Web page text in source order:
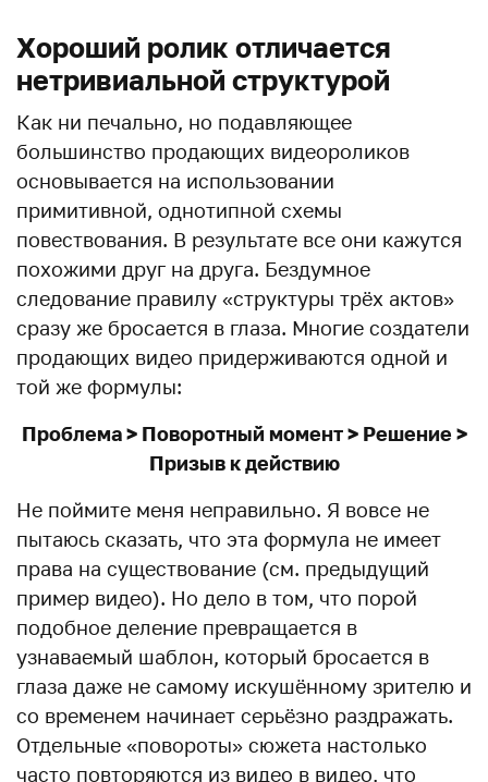
Хороший ролик отличается
нетривиальной структурой
Как ни печально, но подавляющее
большинство продающих видеороликов
основывается на использовании
примитивной, однотипной схемы
повествования. В результате все они кажутся
похожими друг на друга. Бездумное
следование правилу «структуры трёх актов»
сразу же бросается в глаза. Многие создатели
продающих видео придерживаются одной и
той же формулы:
Проблема > Поворотный момент > Решение >
Призыв к действию
Не поймите меня неправильно. Я вовсе не
пытаюсь сказать, что эта формула не имеет
права на существование (см. предыдущий
пример видео). Но дело в том, что порой
подобное деление превращается в
узнаваемый шаблон, который бросается в
глаза даже не самому искушённому зрителю и
со временем начинает серьёзно раздражать.
Отдельные «повороты» сюжета настолько
часто повторяются из видео в видео, что